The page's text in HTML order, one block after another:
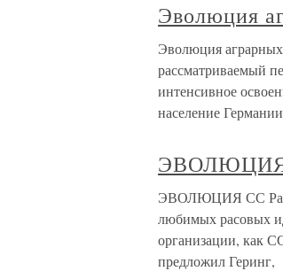
Эволюция
Эволюция
рассматриваемый
интенсивное
население Германии
ЭВОЛЮЦИЯ СС
любимых расовых
организации, как
предложил Геринг,